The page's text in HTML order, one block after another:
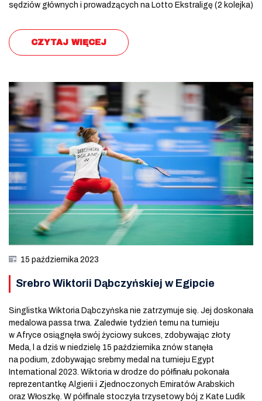
sędziów głównych i prowadzących na Lotto Ekstraligę (2 kolejka)
CZYTAJ WIĘCEJ
15 października 2023
Srebro Wiktorii Dąbczyńskiej w Egipcie
Singlistka Wiktoria Dąbczyńska nie zatrzymuje się. Jej doskonała
medalowa passa trwa. Zaledwie tydzień temu na turnieju
w Afryce osiągnęła swój życiowy sukces, zdobywając złoty
Meda, l a dziś w niedzielę 15 października znów stanęła
na podium, zdobywając srebrny medal na turnieju Egypt
International 2023. Wiktoria w drodze do półfinału pokonała
reprezentantkę Algierii i Zjednoczonych Emiratów Arabskich
oraz Włoszkę. W półfinale stoczyła trzysetowy bój z Kate Ludik